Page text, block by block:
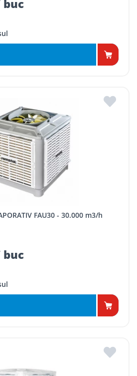
buc
FAU30 - 30.000 m3/h
buc